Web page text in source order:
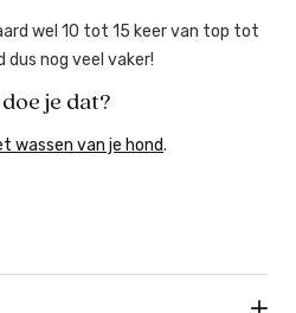
wel 10 tot 15 keer van top tot
nog veel vaker!
je dat?
wassen van je hond.